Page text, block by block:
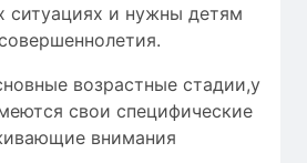
ситуациях и нужны детям
возрастные стадии,у
свои специфические
внимания